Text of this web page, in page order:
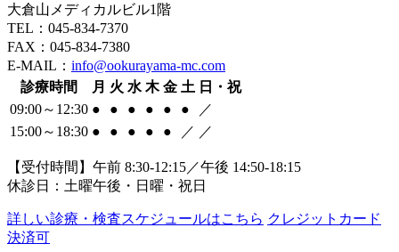
大倉山メディカルビル1階
TEL：045-834-7370
FAX：045-834-7380
E-MAIL： info@ookurayama-mc.com
診療時間
月 火 水 木 金 土 日・祝
09:00～12:30 ● ● ● ● ● ●
／
15:00～18:30 ● ● ● ● ● ／ ／
【受付時間】午前 8:30-12:15／午後 14:50-18:15
休診日：土曜午後・日曜・祝日
詳しい診療・検査スケジュールはこちら クレジットカード
決済可